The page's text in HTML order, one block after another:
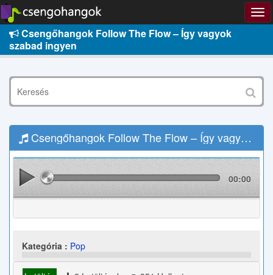
Csengőhangok Follow The Flow – Így vagyok
szabad ingyen
Csengőhangok Follow The Flow – Így vagyok szabad Letöltés
00:00
Kategória : Pop